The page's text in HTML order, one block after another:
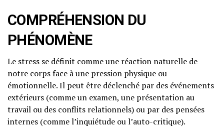
COMPRÉHENSION DU
PHÉNOMÈNE
Le stress se définit comme une réaction naturelle de
notre corps face à une pression physique ou
émotionnelle. Il peut être déclenché par des événements
extérieurs (comme un examen, une présentation au
travail ou des conflits relationnels) ou par des pensées
internes (comme l’inquiétude ou l’auto-critique).